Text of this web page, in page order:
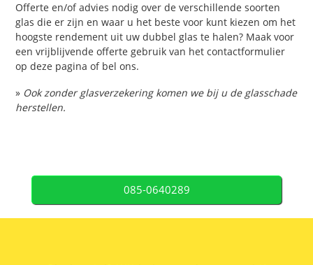
Offerte en/of advies nodig over de verschillende soorten
glas die er zijn en waar u het beste voor kunt kiezen om het
hoogste rendement uit uw dubbel glas te halen? Maak voor
een vrijblijvende offerte gebruik van het contactformulier
op deze pagina of bel ons.
» Ook zonder glasverzekering komen we bij u de glasschade
herstellen.
085-0640289